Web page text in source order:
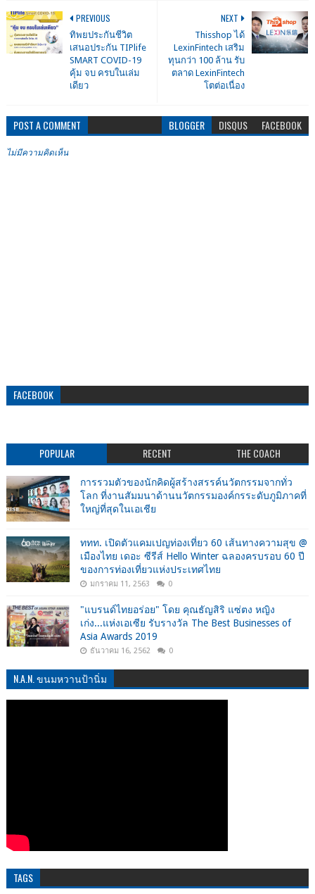
NEXT
Thisshop ได้
LexinFintech เสริม
ทุนกว่า 100 ล้าน รับ
ตลาด LexinFintech
โตต่อเนื่อง
PREVIOUS
ทิพยประกันชีวิต
เสนอประกัน TIPlife
SMART COVID-19
คุ้ม จบ ครบในเล่ม
เดียว
POST A COMMENT BLOGGER DISQUS FACEBOOK
ไม่มีความคิดเห็น
FACEBOOK
POPULAR RECENT THE COACH
การรวมตัวของนักคิดผู้สร้างสรรค์นวัตกรรมจากทั่ว
โลก ที่งานสัมมนาด้านนวัตกรรมองค์กรระดับภูมิภาคที่
ใหญ่ที่สุดในเอเชีย
ททท. เปิดตัวแคมเปญท่องเที่ยว 60 เส้นทางความสุข @
เมืองไทย เดอะ ซีรีส์ Hello Winter ฉลองครบรอบ 60 ปี
ของการท่องเที่ยวแห่งประเทศไทย
มกราคม 11, 2563 0
"แบรนด์ไทยอร่อย" โดย คุณธัญสิริ แซ่ตง หญิง
เก่ง...แห่งเอเซีย รับรางวัล The Best Businesses of
Asia Awards 2019
ธันวาคม 16, 2562 0
N.A.N. ขนมหวานป้านิ่ม
TAGS